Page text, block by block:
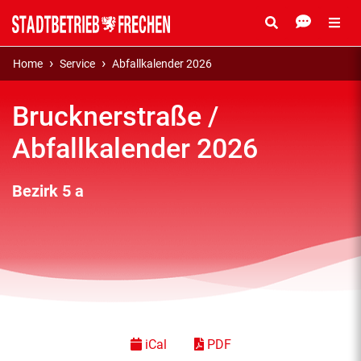
Home Service Abfallkalender 2026
Brucknerstraße /
Abfallkalender 2026
Bezirk 5 a
iCal PDF